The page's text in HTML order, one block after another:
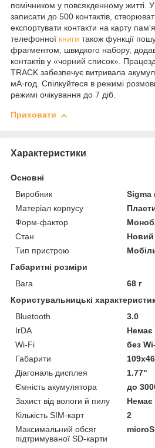
помічником у повсякденному житті.
записати до 500 контактів,
експортувати контакти на карту
телефонної книги також функції
фрагментом, швидкого набору,
контактів у «чорний список».
TRACK забезпечує витривала
мА·год. Спілкуйтеся в режимі
режимі очікування до 7 діб.
Приховати
Характеристики
Основні
Виробник
Sigma
Матеріал корпусу
Форм-фактор
Стан
Новий
Тип пристрою
Габаритні розміри
Вага
68 г
Користувальницькі
Bluetooth
3.0
IrDA
Немає
Wi-Fi
без
Габарити
Діагональ дисплея
1.77"
Ємність акумулятора
до
Захист від вологи й пилу
Немає
Кількість SIM-карт
2
Максимальний обсяг
підтримуваної SD-карти